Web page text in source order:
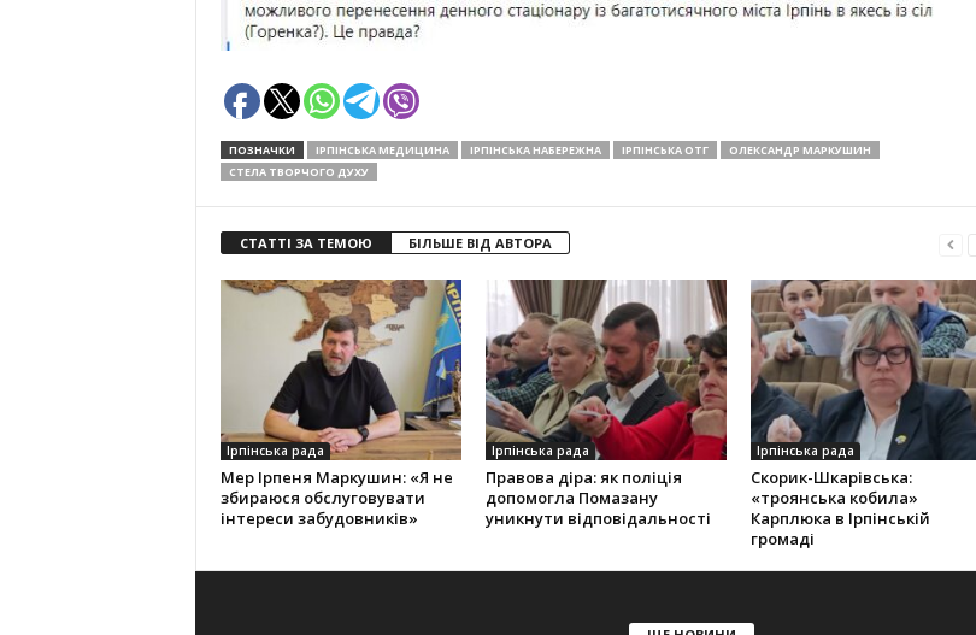
ПОЗНАЧКИ ІРПІНСЬКА МЕДИЦИНА ІРПІНСЬКА НАБЕРЕЖНА ІРПІНСЬКА ОТГ
ОЛЕКСАНДР МАРКУШИН
СТЕЛА ТВОРЧОГО ДУХУ
СТАТТІ ЗА ТЕМОЮ БІЛЬШЕ ВІД АВТОРА
Ірпінська рада
Мер Ірпеня Маркушин: «Я не
збираюся обслуговувати
інтереси забудовників»
Ірпінська рада
Правова діра: як поліція
допомогла Помазану
уникнути відповідальності
Ірпінська рада
Скорик-Шкарівська:
«троянська кобила»
Карплюка в Ірпінській
громаді